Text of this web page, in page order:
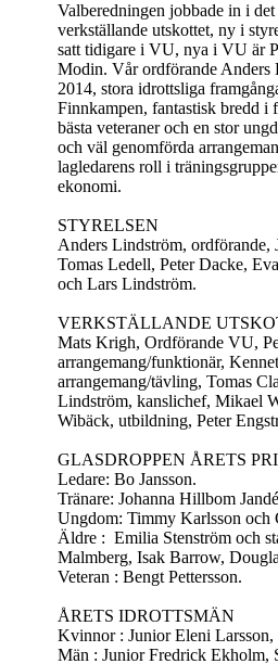
Valberedningen jobbade in i
verkställande utskottet, ny i
satt tidigare i VU, nya i VU är
Modin. Vår ordförande Anders
2014, stora idrottsliga
Finnkampen, fantastisk bredd i
bästa veteraner och en stor
och väl genomförda
lagledarens roll i
ekonomi.
STYRELSEN
Anders Lindström, ordförande,
Tomas Ledell, Peter Dacke,
och Lars Lindström.
VERKSTÄLLANDE
Mats Krigh, Ordförande VU,
arrangemang/funktionär,
arrangemang/tävling, Tomas
Lindström, kanslichef, Mikael
Wibäck, utbildning, Peter
GLASDROPPEN ÅRETS
Ledare: Bo Jansson.
Tränare: Johanna Hillbom
Ungdom: Timmy Karlsson och
Äldre : Emilia Stenström och
Malmberg, Isak Barrow,
Veteran : Bengt Pettersson.
ÅRETS IDROTTSMÄN
Kvinnor : Junior Eleni
Män : Junior Fredrick Ekholm,